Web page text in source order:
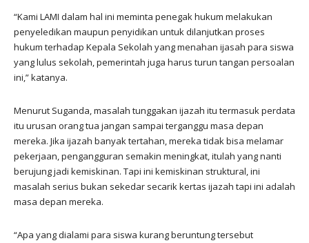
“Kami LAMI dalam hal ini meminta penegak hukum melakukan
penyeledikan maupun penyidikan untuk dilanjutkan proses
hukum terhadap Kepala Sekolah yang menahan ijasah para siswa
yang lulus sekolah, pemerintah juga harus turun tangan persoalan
ini,” katanya.
Menurut Suganda, masalah tunggakan ijazah itu termasuk perdata
itu urusan orang tua jangan sampai terganggu masa depan
mereka. Jika ijazah banyak tertahan, mereka tidak bisa melamar
pekerjaan, pengangguran semakin meningkat, itulah yang nanti
berujung jadi kemiskinan. Tapi ini kemiskinan struktural, ini
masalah serius bukan sekedar secarik kertas ijazah tapi ini adalah
masa depan mereka.
“Apa yang dialami para siswa kurang beruntung tersebut